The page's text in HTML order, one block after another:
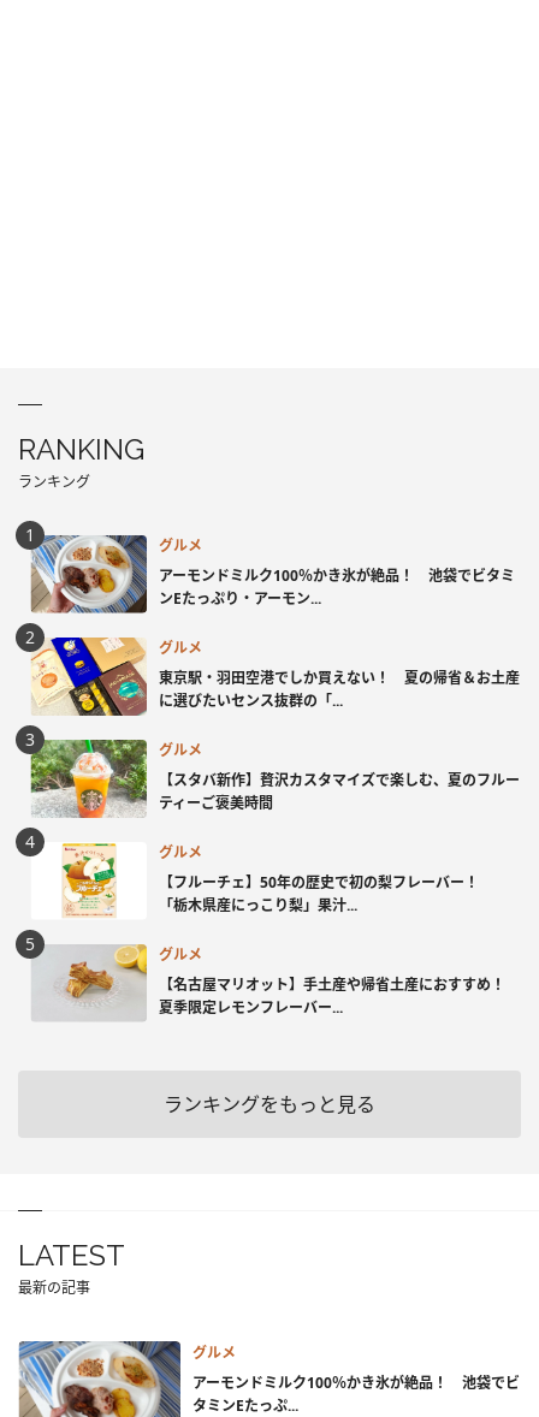
RANKING
ランキング
グルメ
アーモンドミルク100％かき氷が絶品！ 池袋でビタミ
ンEたっぷり・アーモン...
グルメ
東京駅・羽田空港でしか買えない！ 夏の帰省＆お土産
に選びたいセンス抜群の「...
グルメ
【スタバ新作】贅沢カスタマイズで楽しむ、夏のフルー
ティーご褒美時間
グルメ
【フルーチェ】50年の歴史で初の梨フレーバー！
「栃木県産にっこり梨」果汁...
グルメ
【名古屋マリオット】手土産や帰省土産におすすめ！
夏季限定レモンフレーバー...
ランキングをもっと見る
LATEST
最新の記事
グルメ
アーモンドミルク100％かき氷が絶品！ 池袋でビ
タミンEたっぷ...